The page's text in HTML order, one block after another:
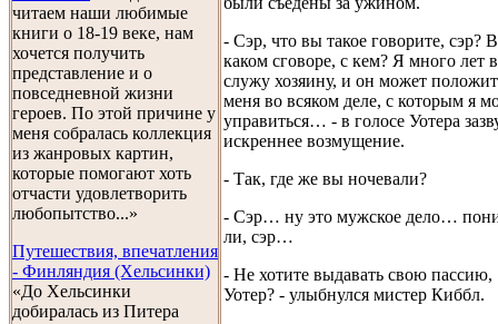
читаем наши любимые
книги о 18-19 веке, нам
хочется получить
представление и о
повседневной жизни
героев. По этой причине у
меня собралась коллекция
из жанровых картин,
которые помогают хоть
отчасти удовлетворить
любопытство...»
Путешествия, впечатления
- Финляндия (Хельсинки)
«До Хельсинки
добиралась из Питера
- Сэр, что вы такое говорите, сэр? В
каком сговоре, с кем? Я много лет
служу хозяину, и он может
меня во всяком деле, с которым я
управиться… - в голосе Уотера
искреннее возмущение.
- Так, где же вы ночевали?
- Сэр… ну это мужское дело…
ли, сэр…
- Не хотите выдавать свою пассию,
Уотер? - улыбнулся мистер Киббл.